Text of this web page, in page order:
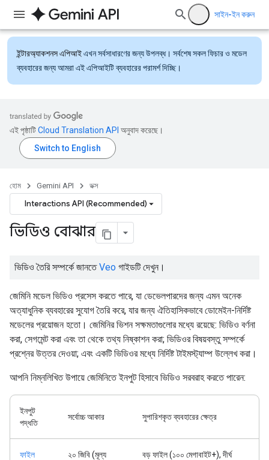
সাইন-ইন করুন
ইন্টারঅ্যাকশনস এপিআইএখন সর্বসাধারণের জন্য উপলব্ধ। সর্বশেষ সকল ফিচার ও মডেল
ব্যবহারের জন্য আমরা এই এপিআইটি ব্যবহারের পরামর্শ দিচ্ছি।
এই পৃষ্ঠাটিCloud Translation API অনুবাদ করেছে।
হোম Gemini API ডক্স
Interactions API (Recommended)
ভিডিও বোঝার
ভিডিও তৈরি সম্পর্কে জানতেVeo গাইডটি দেখুন।
জেমিনি মডেল ভিডিও প্রসেস করতে পারে, যা ডেভেলপারদের জন্য এমন অনেক
অত্যাধুনিক ব্যবহারের সুযোগ তৈরি করে, যার জন্য ঐতিহাসিকভাবে ডোমেইন-নির্দিষ্ট
মডেলের প্রয়োজন হতো। জেমিনির ভিশন সক্ষমতাগুলোর মধ্যে রয়েছে: ভিডিও বর্ণনা
করা, সেগমেন্ট করা এবং তা থেকে তথ্য নিষ্কাশন করা; ভিডিওর বিষয়বস্তু সম্পর্কে
প্রশ্নের উত্তর দেওয়া; এবং একটি ভিডিওর মধ্যে নির্দিষ্ট টাইমস্ট্যাম্প উল্লেখ করা।
আপনি নিম্নলিখিত উপায়ে জেমিনিতে ইনপুট হিসাবে ভিডিও সরবরাহ করতে পারেন:
ইনপুট
পদ্ধতি
সর্বোচ্চ আকার সুপারিশকৃত ব্যবহারের ক্ষেত্র
ফাইল
২০ জিবি (মূল্য
বড় ফাইল (১০০ মেগাবাইট+), দীর্ঘ